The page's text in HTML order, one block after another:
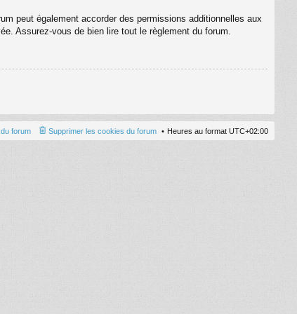
peut également accorder des permissions additionnelles aux
Assurez-vous de bien lire tout le règlement du forum.
Heures au format UTC+02:00
Supprimer les cookies du forum
du forum